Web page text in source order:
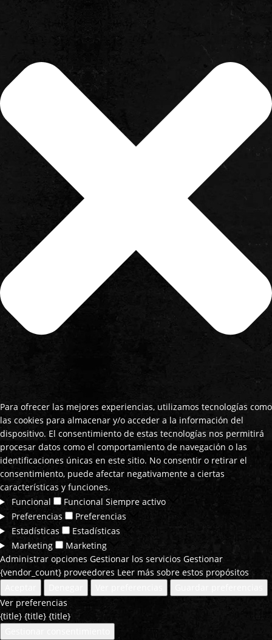
Para ofrecer las mejores experiencias, utilizamos tecnologías como
las cookies para almacenar y/o acceder a la información del
dispositivo. El consentimiento de estas tecnologías nos permitirá
procesar datos como el comportamiento de navegación o las
identificaciones únicas en este sitio. No consentir o retirar el
consentimiento, puede afectar negativamente a ciertas
características y funciones.
Funcional
Funcional Siempre activo
Preferencias
Preferencias
Estadísticas
Estadísticas
Marketing
Marketing
Administrar opciones Gestionar los servicios Gestionar
{vendor_count} proveedores Leer más sobre estos propósitos
Ver preferencias
{title} {title} {title}